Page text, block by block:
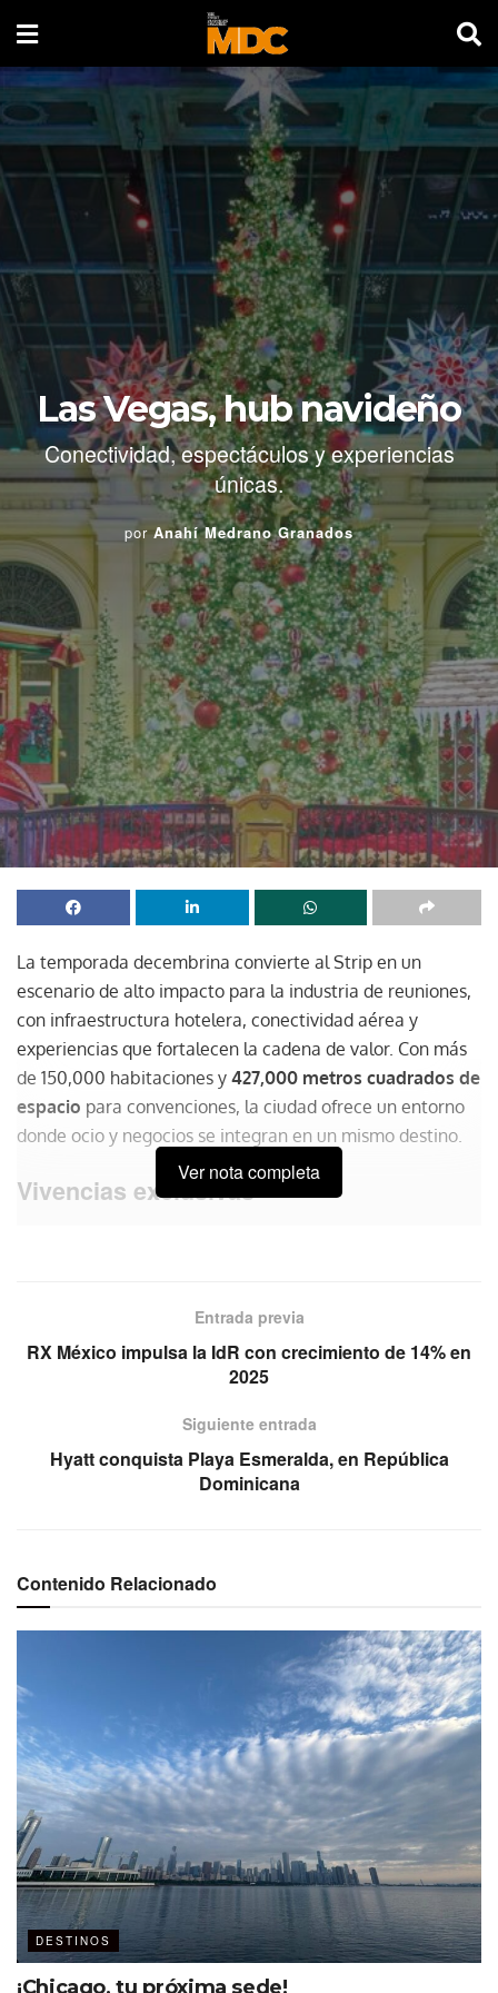
Las Vegas, hub navideño
Conectividad, espectáculos y experiencias
únicas.
por Anahí Medrano Granados
La temporada decembrina convierte al Strip en un
escenario de alto impacto para la industria de reuniones,
con infraestructura hotelera, conectividad aérea y
experiencias que fortalecen la cadena de valor. Con más
de 150,000 habitaciones y 427,000 metros cuadrados de
espacio para convenciones, la ciudad ofrece un entorno
donde ocio y negocios se integran en un mismo destino.
Vivencias exclusivas
Holiday Adventure en Las Vegas Ballpark – Enchant
Christmas ofrece el laberinto de luces más grande del
mundo, pista de hielo y Santa’s Landing, espacios que
temáticos. El nuevo Fontainebleau Las Vegas suma
sofisticación con Oasis Ice Rink y propuestas
gastronómicas de temporada, mientras el Conservatorio
Ver esta publicación en Instagram
Ver nota completa
Entrada previa
RX México impulsa la IdR con crecimiento de 14% en
2025
Siguiente entrada
Hyatt conquista Playa Esmeralda, en República
Dominicana
Contenido Relacionado
DESTINOS
¡Chicago, tu próxima sede!